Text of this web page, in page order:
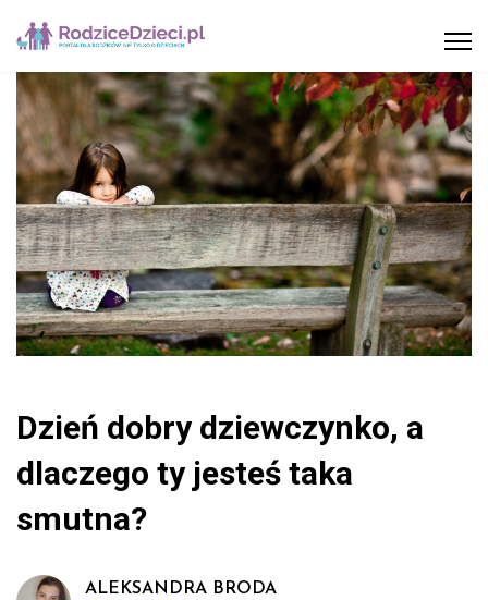
Dzień dobry dziewczynko, a
dlaczego ty jesteś taka
smutna?
ALEKSANDRA BRODA